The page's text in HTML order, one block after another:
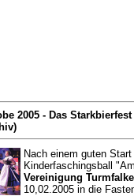
2005 - Das
Nach einem guten
Kinderfaschingsball
Vereinigung
10,02.2005 in die